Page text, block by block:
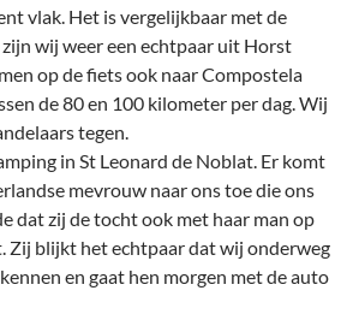
vlak. Het is vergelijkbaar met de
wij weer een echtpaar uit Horst
op de fiets ook naar Compostela
de 80 en 100 kilometer per dag. Wij
tegen.
in St Leonard de Noblat. Er komt
mevrouw naar ons toe die ons
dat zij de tocht ook met haar man op
Zij blijkt het echtpaar dat wij onderweg
en gaat hen morgen met de auto